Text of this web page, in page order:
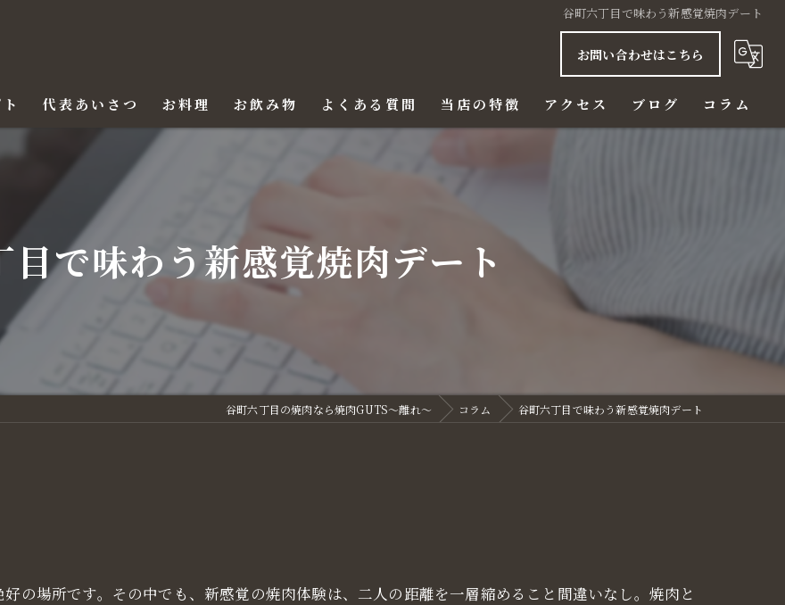
谷町六丁目で味わう新感覚焼肉デート
お問い合わせはこちら
代表あいさつ お料理 お飲み物 よくある質問 当店の特徴
ご飯
ハラミ
アクセス ブログ コラム
目で味わう新感覚焼肉デート
谷町六丁目の焼肉なら焼肉GUTS～離れ～ コラム 谷町六丁目で味わう新感覚焼肉デート
の場所です。その中でも、新感覚の焼肉体験は、二人の距離を一層縮めること間違いなし。焼肉と